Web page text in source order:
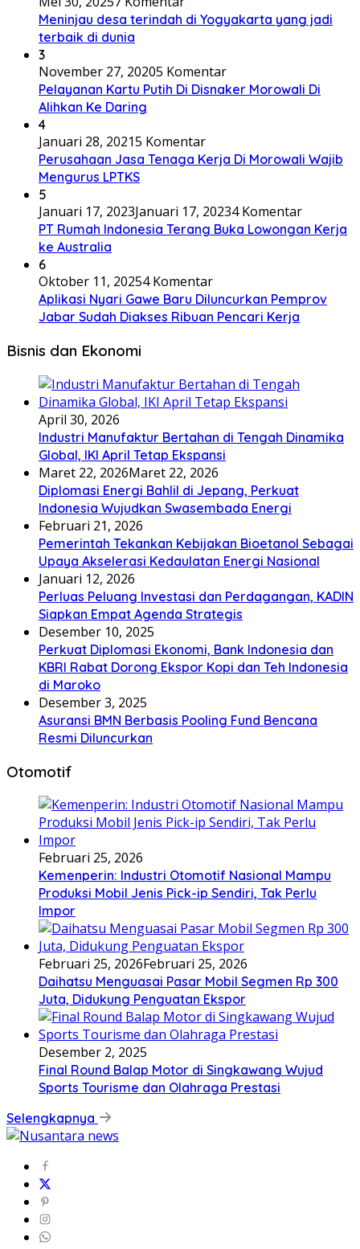
Meninjau desa terindah di Yogyakarta yang jadi
terbaik di dunia
3
November 27, 20205 Komentar
Pelayanan Kartu Putih Di Disnaker Morowali Di
Alihkan Ke Daring
4
Januari 28, 20215 Komentar
Perusahaan Jasa Tenaga Kerja Di Morowali Wajib
Mengurus LPTKS
5
Januari 17, 2023Januari 17, 20234 Komentar
PT Rumah Indonesia Terang Buka Lowongan Kerja
ke Australia
6
Oktober 11, 20254 Komentar
Aplikasi Nyari Gawe Baru Diluncurkan Pemprov
Jabar Sudah Diakses Ribuan Pencari Kerja
Bisnis dan Ekonomi
April 30, 2026
Industri Manufaktur Bertahan di Tengah Dinamika
Global, IKI April Tetap Ekspansi
Maret 22, 2026Maret 22, 2026
Diplomasi Energi Bahlil di Jepang, Perkuat
Indonesia Wujudkan Swasembada Energi
Februari 21, 2026
Pemerintah Tekankan Kebijakan Bioetanol Sebagai
Upaya Akselerasi Kedaulatan Energi Nasional
Januari 12, 2026
Perluas Peluang Investasi dan Perdagangan, KADIN
Siapkan Empat Agenda Strategis
Desember 10, 2025
Perkuat Diplomasi Ekonomi, Bank Indonesia dan
KBRI Rabat Dorong Ekspor Kopi dan Teh Indonesia
di Maroko
Desember 3, 2025
Asuransi BMN Berbasis Pooling Fund Bencana
Resmi Diluncurkan
Otomotif
Februari 25, 2026
Kemenperin: Industri Otomotif Nasional Mampu
Produksi Mobil Jenis Pick-ip Sendiri, Tak Perlu
Impor
Februari 25, 2026Februari 25, 2026
Daihatsu Menguasai Pasar Mobil Segmen Rp 300
Juta, Didukung Penguatan Ekspor
Desember 2, 2025
Final Round Balap Motor di Singkawang Wujud
Sports Tourisme dan Olahraga Prestasi
Selengkapnya